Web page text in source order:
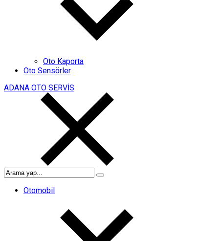
Oto Kaporta
Oto Sensörler
ADANA OTO SERVİS
Otomobil